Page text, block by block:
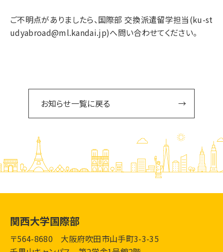
ご不明点がありましたら、国際部 交換派遣留学担当(ku-st
udyabroad@ml.kandai.jp)へ問い合わせてください。
お知らせ一覧に戻る
関西大学国際部
〒564-8680 大阪府吹田市山手町3-3-35